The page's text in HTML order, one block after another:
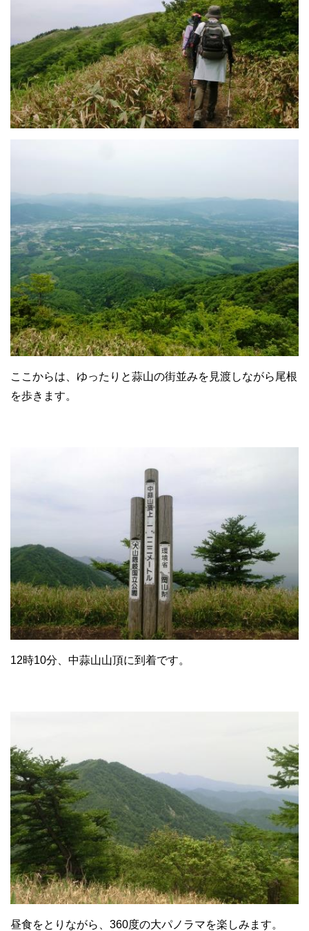
ここからは、ゆったりと蒜山の街並みを見渡しながら尾根
を歩きます。
12時10分、中蒜山山頂に到着です。
昼食をとりながら、360度の大パノラマを楽しみます。